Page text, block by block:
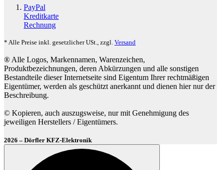
PayPal
Kreditkarte
Rechnung
* Alle Preise inkl. gesetzlicher USt., zzgl. Versand
® Alle Logos, Markennamen, Warenzeichen,
Produktbezeichnungen, deren Abkürzungen und alle sonstigen
Bestandteile dieser Internetseite sind Eigentum Ihrer rechtmäßigen
Eigentümer, werden als geschützt anerkannt und dienen hier nur der
Beschreibung.
© Kopieren, auch auszugsweise, nur mit Genehmigung des
jeweiligen Herstellers / Eigentümers.
2026 – Dörfler KFZ-Elektronik